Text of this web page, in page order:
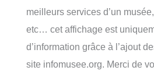
meilleurs services d’un
etc… cet affichage est
d’information grâce à l’ajout
site infomusee.org. Merci de